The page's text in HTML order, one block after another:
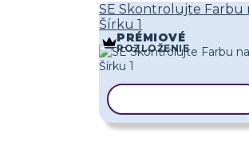
SE Skontrolujte Farbu
Šírku 1
PRÉMIOVÉ
ROZLOŽENIE